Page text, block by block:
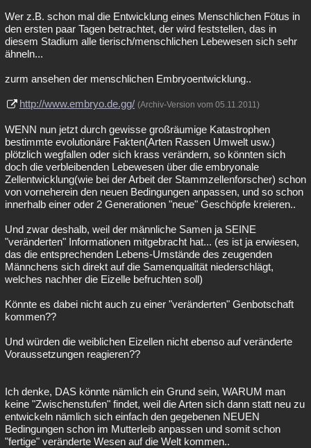
Wer z.B. schon mal die Entwicklung eines Menschlichen Fötus in
den ersten paar Tagen betrachtet, der wird feststellen, das in
diesem Stadium alle tierisch/menschlichen Lebewesen sich sehr
ähneln...
zurm ansehen der menschlichen Embryoentwicklung..
http://www.embryo.de.gg/ (Archiv-Version vom 05.11.2011)
WENN nun jetzt durch gewisse großräumige Katastrophen
bestimmte evolutionäre Fakten(Arten Rassen Umwelt usw.)
plötzlich wegfallen oder sich krass verändern, so könnten sich
doch die verbleibenden Lebewesen über die embryonale
Zellentwicklung(wie bei der Arbeit der Stammzellenforscher) schon
von vorneherein den neuen Bedingungen anpassen, und so schon
innerhalb einer oder 2 Generationen "neue" Geschöpfe kreieren..
Und zwar deshalb, weil der männliche Samen ja SEINE
"veränderten" Informationen mitgebracht hat... (es ist ja erwiesen,
das die entsprechenden Lebens-Umstände des zeugenden
Männchens sich direkt auf die Samenqualität niederschlägt,
welches nachher die Eizelle befruchten soll)
Könnte es dabei nicht auch zu einer "veränderten" Genbotschaft
kommen??
Und würden die weiblichen Eizellen nicht ebenso auf veränderte
Voraussetzungen reagieren??
Ich denke, DAS könnte nämlich ein Grund sein, WARUM man
keine "Zwischenstufen" findet, weil die Arten sich dann statt neu zu
entwickeln nämlich sich einfach den gegebenen NEUEN
Bedingungen schon im Mutterleib anpassen und somit schon
"fertige" veränderte Wesen auf die Welt kommen..